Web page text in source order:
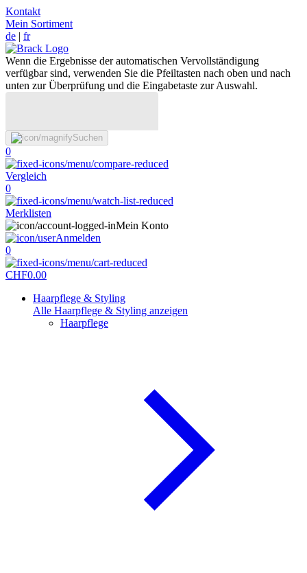
Kontakt
Mein Sortiment
de | fr
Wenn die Ergebnisse der automatischen Vervollständigung
verfügbar sind, verwenden Sie die Pfeiltasten nach oben und nach
unten zur Überprüfung und die Eingabetaste zur Auswahl.
Suchen
0
Vergleich
0
Merklisten
Mein Konto
Anmelden
0
CHF0.00
Haarpflege & Styling
Alle Haarpflege & Styling anzeigen
Haarpflege